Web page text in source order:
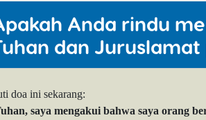
Anda rindu
dan
doa ini sekarang:
saya mengakui bahwa saya orang